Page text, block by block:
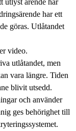
har ett
göras. Utlåtandet
video.
utlåtandet, men
vara längre. Tiden
blivit utsedd.
och använder
ges behörighet till